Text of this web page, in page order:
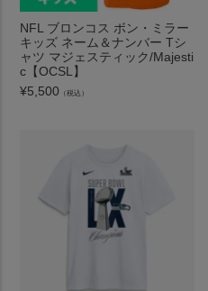
NFL ブロンコス ボン・ミラー
キッズ ネーム＆ナンバー Tシ
ャツ マジェスティック/Majesti
c【OCSL】
¥5,500 （税込）